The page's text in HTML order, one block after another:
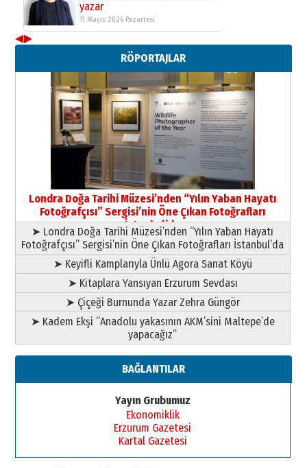
Yusuf POLAT
Şampiyonluk Sebahattin Şirin’e
11 Mayıs 2026 Pazartesi
◀▶
RÖPORTAJLAR
Londra Doğa Tarihi Müzesi’nden “Yılın Yaban Hayatı
Fotoğrafçısı” Sergisi’nin Öne Çıkan Fotoğrafları
İstanbul’da
➤ Londra Doğa Tarihi Müzesi’nden “Yılın Yaban Hayatı
Fotoğrafçısı” Sergisi’nin Öne Çıkan Fotoğrafları İstanbul’da
➤ Keyifli Kamplarıyla Ünlü Agora Sanat Köyü
➤ Kitaplara Yansıyan Erzurum Sevdası
➤ Çiçeği Burnunda Yazar Zehra Güngör
➤ Kadem Ekşi “Anadolu yakasının AKM’sini Maltepe’de
yapacağız”
BAĞLANTILAR
Yayın Grubumuz
Ekonomiklik
Erzurum Gazetesi
Kartal Gazetesi